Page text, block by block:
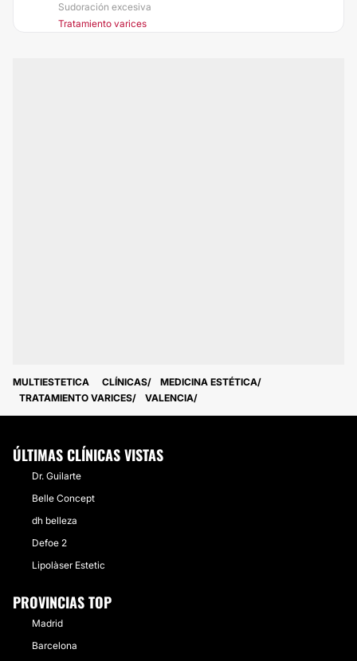
Sudoración excesiva
Tratamiento varices
MULTIESTETICA CLÍNICAS
MEDICINA ESTÉTICA
TRATAMIENTO VARICES
VALENCIA
ÚLTIMAS CLÍNICAS VISTAS
Dr. Guilarte
Belle Concept
dh belleza
Defoe 2
Lipolàser Estetic
PROVINCIAS TOP
Madrid
Barcelona